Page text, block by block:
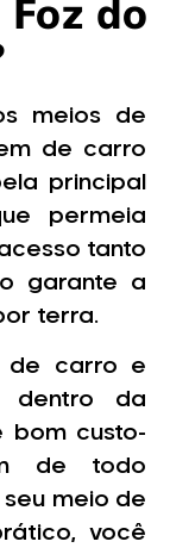
do
meios de
de carro
principal
permeia
tanto
garante a
terra.
de carro e
dentro da
bom custo-
de todo
meio de
você